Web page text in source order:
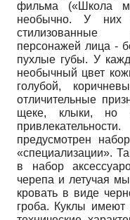
фильма («Школа
необычно. У них
стилизованные
персонажей лица -
пухлые губы. У
необычный цвет
голубой,
отличительные
щеке, клыки, но
предусмотрен
«специализации».
в набор
черепа и летучая
кровать в виде
гроба. Куклы